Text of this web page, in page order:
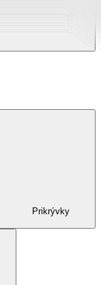
Prikrývky